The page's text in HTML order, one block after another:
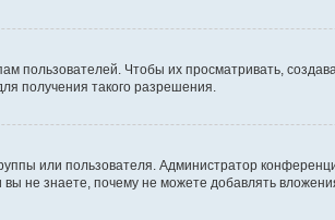
Чтобы их просматривать,
получения такого разрешения.
или пользователя. Администратор
не знаете, почему не можете добавлять